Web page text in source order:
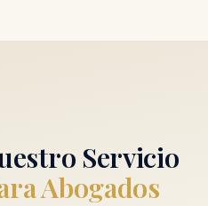
Servicio
Abogados